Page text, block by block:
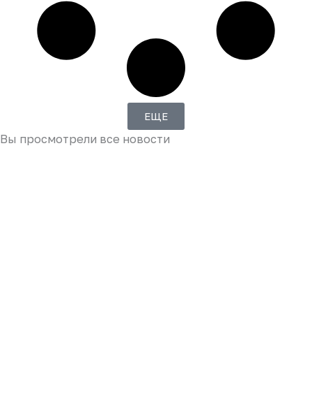
ЕЩЕ
Вы просмотрели все новости